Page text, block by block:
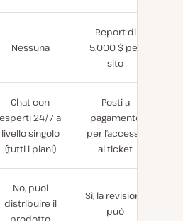
Nessuna
Report di
5.000 $ per
sito
Chat con
esperti 24/7 a
livello singolo
(tutti i piani)
Posti a
pagamento
per l’accesso
ai ticket
No, puoi
distribuire il
Sì, la revisione
può